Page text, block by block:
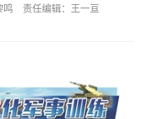
鸣
责任编辑：王一亘